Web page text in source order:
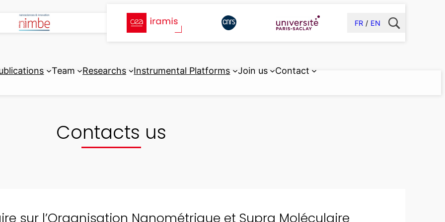
FR EN
Team Researchs Instrumental Platforms Join us Contact
Contacts us
sur l’Organisation Nanométrique et Supra Moléculaire